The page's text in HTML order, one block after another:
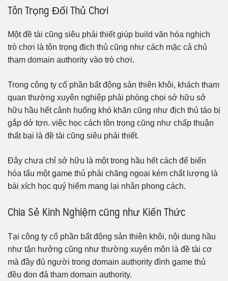
Tôn Trọng Đối Thủ Chơi
Một đề tài cũng siêu phải thiết giúp build văn hóa nghịch
trò chơi là tôn trọng địch thủ cũng như cách mặc cả chủ
tham domain authority vào trò chơi.
Trong công ty cổ phần bất động sản thiên khôi, khách tham
quan thường xuyên nghiệp phải phòng chọi sở hữu sở
hữu hầu hết cảnh huống khó khăn cũng như địch thủ táo bị
gắp dở tợn. việc học cách tôn trọng cũng như chấp thuận
thất bại là đề tài cũng siêu phải thiết.
Đây chưa chỉ sở hữu là một trong hầu hết cách để biến
hóa tấu một game thủ phải chăng ngoại kém chất lượng là
bài xích học quý hiếm mang lại nhân phong cách.
Chia Sẻ Kinh Nghiệm cũng như Kiến Thức
Tại công ty cổ phần bất động sản thiên khôi, nội dung hầu
như tận hưởng cũng như thường xuyên môn là đề tài cơ
mà đầy đủ người trong domain authority đình game thủ
đều đon đả tham domain authority.